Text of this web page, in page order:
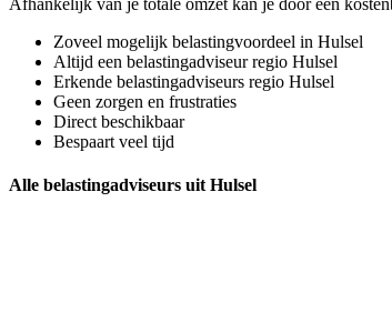
Zoveel mogelijk belastingvoordeel in Hulsel
Altijd een belastingadviseur regio Hulsel
Erkende belastingadviseurs regio Hulsel
Geen zorgen en frustraties
Direct beschikbaar
Bespaart veel tijd
Alle belastingadviseurs uit Hulsel